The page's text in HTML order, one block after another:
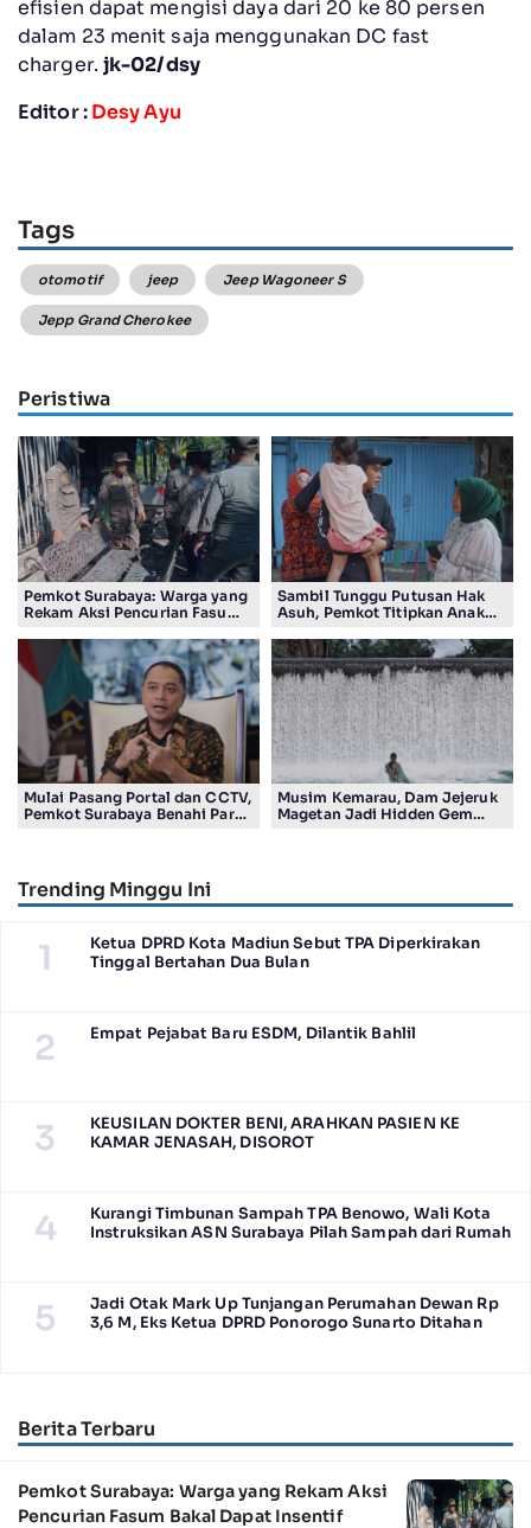
efisien dapat mengisi daya dari 20 ke 80 persen
dalam 23 menit saja menggunakan DC fast
charger. jk-02/dsy
Editor :Desy Ayu
Tags
otomotif jeep Jeep Wagoneer S
Jepp Grand Cherokee
Peristiwa
Pemkot Surabaya: Warga yang
Rekam Aksi Pencurian Fasum
Ribu
Sambil Tunggu Putusan Hak
Asuh, Pemkot Titipkan Anak
Aman Kota Surabaya
Mulai Pasang Portal dan CCTV,
Pemkot Surabaya Benahi Parkir
Musim Kemarau, Dam Jejeruk
Magetan Jadi Hidden Gem
Trending Minggu Ini
1
Ketua DPRD Kota Madiun Sebut TPA Diperkirakan
Tinggal Bertahan Dua Bulan
2 Empat Pejabat Baru ESDM, Dilantik Bahlil
3
KEUSILAN DOKTER BENI, ARAHKAN PASIEN KE
KAMAR JENASAH, DISOROT
4
Kurangi Timbunan Sampah TPA Benowo, Wali Kota
Instruksikan ASN Surabaya Pilah Sampah dari Rumah
5
Jadi Otak Mark Up Tunjangan Perumahan Dewan Rp
3,6 M, Eks Ketua DPRD Ponorogo Sunarto Ditahan
Berita Terbaru
Pemkot Surabaya: Warga yang Rekam Aksi
Pencurian Fasum Bakal Dapat Insentif